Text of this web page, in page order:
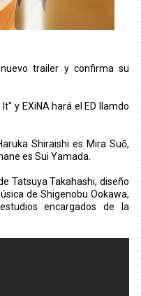
trailer y confirma su
y EXiNA hará el ED llamdo
Shiraishi es Mira Suō,
es Sui Yamada.
Tatsuya Takahashi, diseño
de Shigenobu Ookawa,
encargados de la